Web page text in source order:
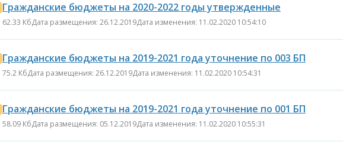
Гражданские бюджеты на 2020-2022 годы утвержденные
62.33 КбДата размещения: 26.12.2019Дата изменения: 11.02.2020 10:54:10
Гражданские бюджеты на 2019-2021 года уточнение по 003 БП
75.2 КбДата размещения: 26.12.2019Дата изменения: 11.02.2020 10:54:31
Гражданские бюджеты на 2019-2021 года уточнение по 001 БП
58.09 КбДата размещения: 05.12.2019Дата изменения: 11.02.2020 10:55:31